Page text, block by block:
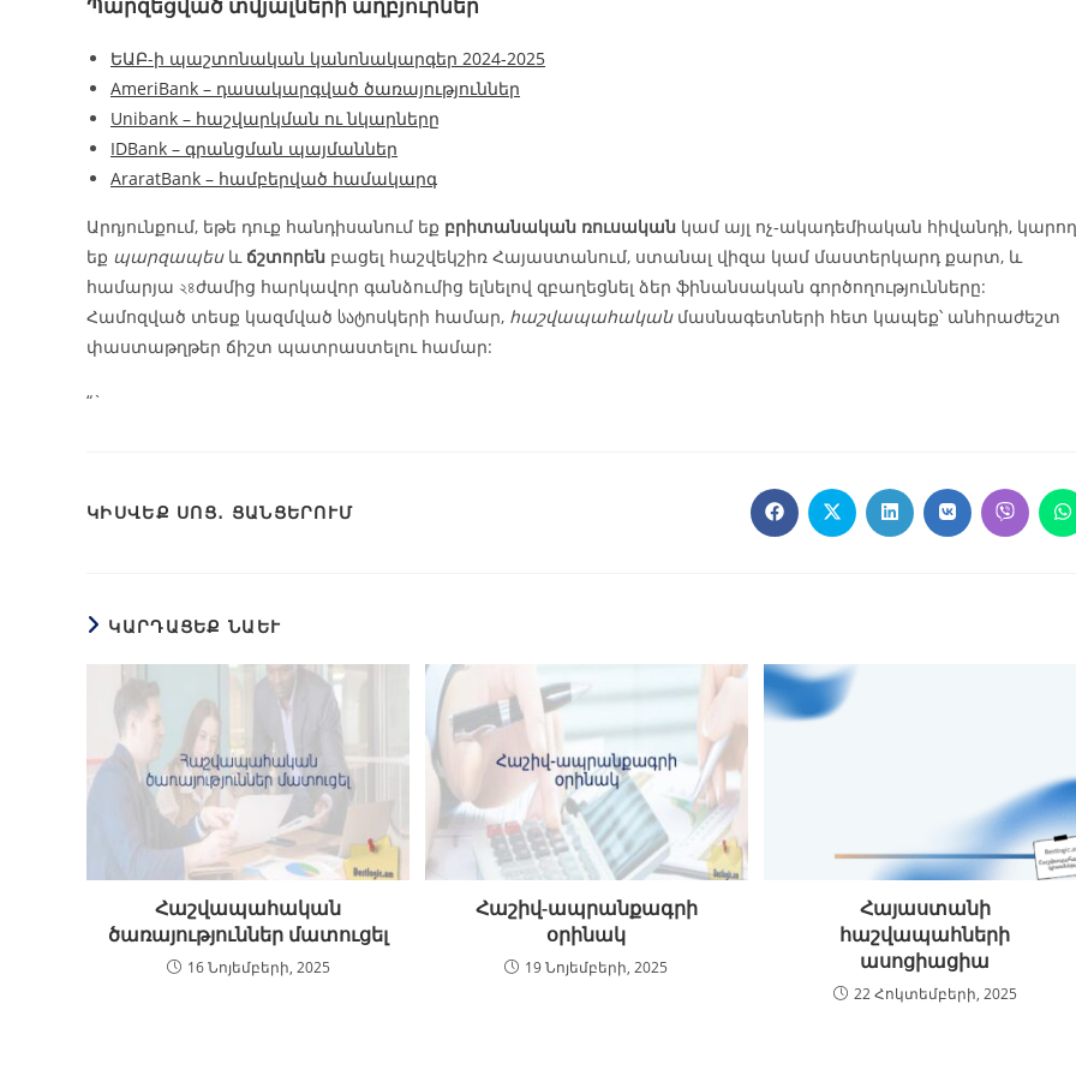
ԵԱԲ-ի պաշտոնական կանոնակարգեր 2024‑2025
AmeriBank – դասակարգված ծառայություններ
Unibank – հաշվարկման ու նկարները
IDBank – գրանցման պայմաններ
AraratBank – համբերված համակարգ
Արդյունքում, եթե դուք հանդիսանում եք բրիտանական ռուսական կամ այլ ոչ‑ակադեմիական հիվանդի, կարող
եք պարզապեսև ճշտորեն բացել հաշվեկշիռ Հայաստանում, ստանալ վիզա կամ մաստերկարդ քարտ, և
համարյա ২৪ժամից հարկավոր գանձումից ելնելով զբաղեցնել ձեր ֆինանսական գործողությունները:
Համոզված տեսք կազմված სატոսկերի համար, հաշվապահականմասնագետների հետ կապեք՝ անհրաժեշտ
փաստաթղթեր ճիշտ պատրաստելու համար:
“`
ԿԻՍՎԵՔ ՍՈՑ․ ՑԱՆՑԵՐՈՒՄ
ԿԱՐԴԱՑԵՔ ՆԱԵՒ
Հաշվապահական
ծառայություններ մատուցել
16 Նոյեմբերի, 2025
Հաշիվ-ապրանքագրի
օրինակ
19 Նոյեմբերի, 2025
Հայաստանի
հաշվապահների
ասոցիացիա
22 Հոկտեմբերի, 2025